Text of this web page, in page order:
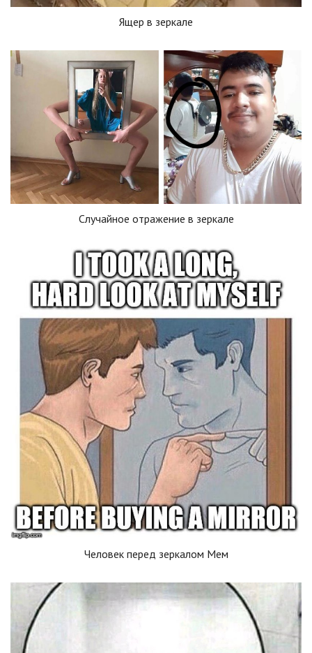
Ящер в зеркале
Случайное отражение в зеркале
Человек перед зеркалом Мем